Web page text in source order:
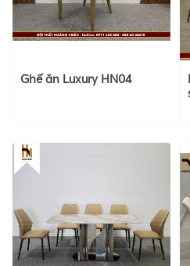
Ghế ăn Luxury HN04